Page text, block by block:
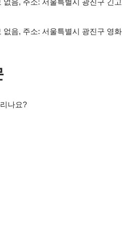
음, 주소: 서울특별시 광진구 긴고
없음, 주소: 서울특별시 광진구 영화
나요?